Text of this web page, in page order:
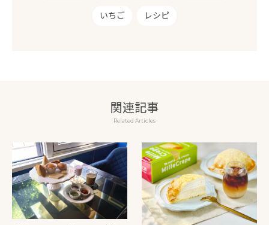
いちご レシピ
関連記事
Related Articles